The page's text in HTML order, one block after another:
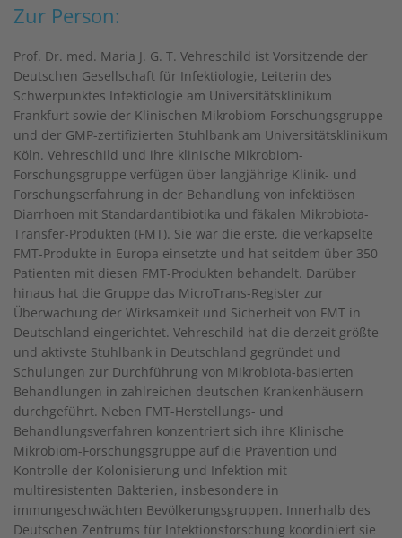
Zur Person:
Prof. Dr. med. Maria J. G. T. Vehreschild ist Vorsitzende der
Deutschen Gesellschaft für Infektiologie, Leiterin des
Schwerpunktes Infektiologie am Universitätsklinikum
Frankfurt sowie der Klinischen Mikrobiom-Forschungsgruppe
und der GMP-zertifizierten Stuhlbank am Universitätsklinikum
Köln. Vehreschild und ihre klinische Mikrobiom-
Forschungsgruppe verfügen über langjährige Klinik- und
Forschungserfahrung in der Behandlung von infektiösen
Diarrhoen mit Standardantibiotika und fäkalen Mikrobiota-
Transfer-Produkten (FMT). Sie war die erste, die verkapselte
FMT-Produkte in Europa einsetzte und hat seitdem über 350
Patienten mit diesen FMT-Produkten behandelt. Darüber
hinaus hat die Gruppe das MicroTrans-Register zur
Überwachung der Wirksamkeit und Sicherheit von FMT in
Deutschland eingerichtet. Vehreschild hat die derzeit größte
und aktivste Stuhlbank in Deutschland gegründet und
Schulungen zur Durchführung von Mikrobiota-basierten
Behandlungen in zahlreichen deutschen Krankenhäusern
durchgeführt. Neben FMT-Herstellungs- und
Behandlungsverfahren konzentriert sich ihre Klinische
Mikrobiom-Forschungsgruppe auf die Prävention und
Kontrolle der Kolonisierung und Infektion mit
multiresistenten Bakterien, insbesondere in
immungeschwächten Bevölkerungsgruppen. Innerhalb des
Deutschen Zentrums für Infektionsforschung koordiniert sie